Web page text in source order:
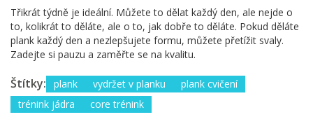
Třikrát týdně je ideální. Můžete to dělat každý den, ale nejde o
to, kolikrát to děláte, ale o to, jak dobře to děláte. Pokud děláte
plank každý den a nezlepšujete formu, můžete přetížit svaly.
Zadejte si pauzu a zaměřte se na kvalitu.
Štítky: plank vydržet v planku
plank cvičení
trénink jádra
core trénink